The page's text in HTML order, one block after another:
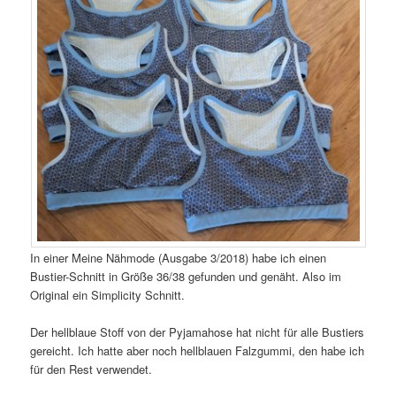
In einer Meine Nähmode (Ausgabe 3/2018) habe ich einen
Bustier-Schnitt in Größe 36/38 gefunden und genäht. Also im
Original ein Simplicity Schnitt.
Der hellblaue Stoff von der Pyjamahose hat nicht für alle Bustiers
gereicht. Ich hatte aber noch hellblauen Falzgummi, den habe ich
für den Rest verwendet.